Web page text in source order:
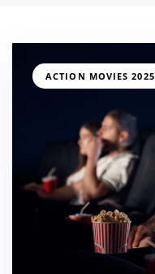
ACTION MOVIES 2025